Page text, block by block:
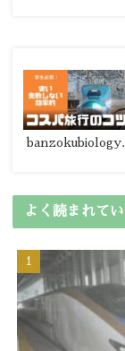
よく読まれて